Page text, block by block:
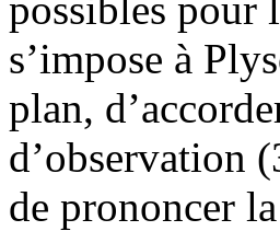
s’impose à
plan,
d’observation
de prononcer